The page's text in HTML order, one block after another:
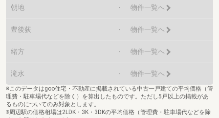
朝地 - 物件一覧へ
豊後荻 - 物件一覧へ
緒方 - 物件一覧へ
滝水 - 物件一覧へ
※このデータはgoo住宅・不動産に掲載されている中古一戸建ての平均価格（管
理費・駐車場代などを除く）を算出したものです。ただし5戸以上の掲載があ
るものについてのみ対象とします。
※周辺駅の価格相場は2LDK・3K・3DKの平均価格（管理費・駐車場代などを除